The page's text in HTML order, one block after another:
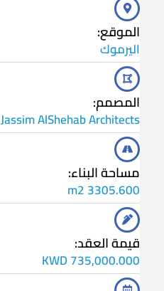
الموقع:
اليرموك
المصمم:
Jassim AlShehab Architects
مساحة البناء:
3305.600 m2
قيمة العقد:
735,000.000 KWD